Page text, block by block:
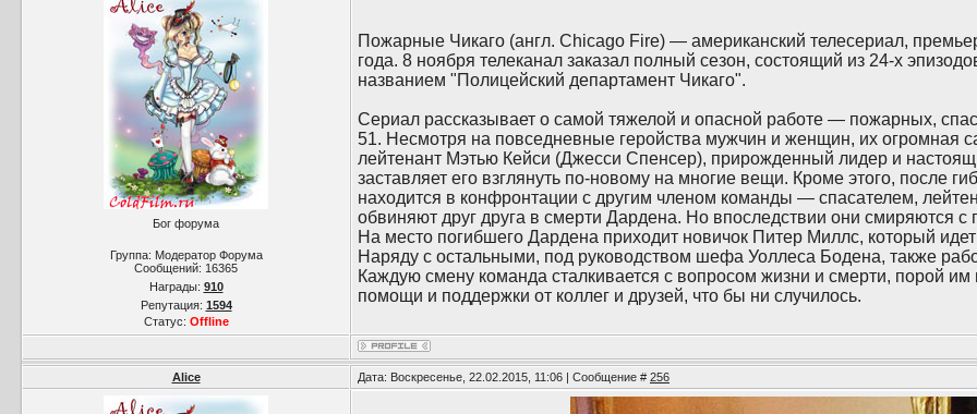
Бог форума
Группа: Модератор Форума
Сообщений: 16365
Награды: 910
Репутация: 1594
Статус: Offline
Пожарные Чикаго (англ. Chicago Fire) — американский телесериал,
года. 8 ноября телеканал заказал полный сезон, состоящий из 24-х
названием "Полицейский департамент Чикаго".
Сериал рассказывает о самой тяжелой и опасной работе — пожарных,
51. Несмотря на повседневные геройства мужчин и женщин, их огромная
лейтенант Мэтью Кейси (Джесси Спенсер), прирожденный лидер и
заставляет его взглянуть по-новому на многие вещи. Кроме этого, после
находится в конфронтации с другим членом команды — спасателем,
обвиняют друг друга в смерти Дардена. Но впоследствии они смиряются с
На место погибшего Дардена приходит новичок Питер Миллс, который
Наряду с остальными, под руководством шефа Уоллеса Бодена, также
Каждую смену команда сталкивается с вопросом жизни и смерти, порой
помощи и поддержки от коллег и друзей, что бы ни случилось.
Alice Дата: Воскресенье, 22.02.2015, 11:06 | Сообщение # 256